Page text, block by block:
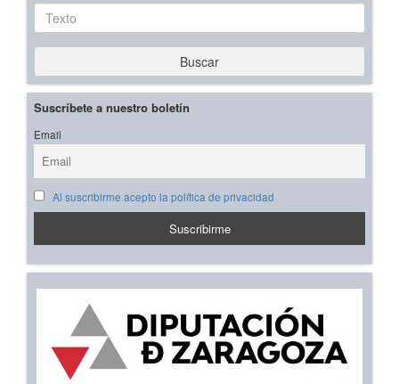
Texto
Buscar
Suscríbete a nuestro boletín
Email
Al suscribirme acepto la política de privacidad